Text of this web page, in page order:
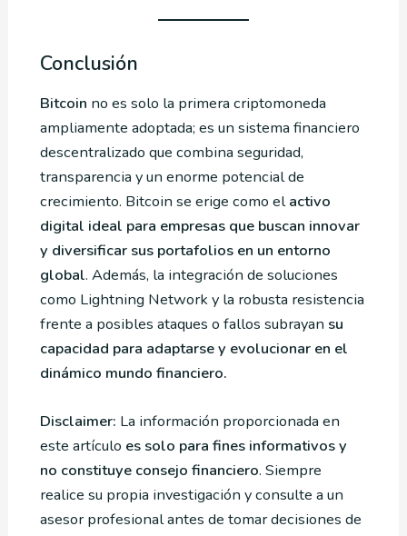
Conclusión
Bitcoin no es solo la primera criptomoneda
ampliamente adoptada; es un sistema financiero
descentralizado que combina seguridad,
transparencia y un enorme potencial de
crecimiento. Bitcoin se erige como elactivo
digital ideal para empresas que buscan innovar
y diversificar sus portafolios en un entorno
global. Además, la integración de soluciones
como Lightning Network y la robusta resistencia
frente a posibles ataques o fallos subrayan su
capacidad para adaptarse y evolucionar en el
dinámico mundo financiero.
Disclaimer: La información proporcionada en
este artículo es solo para fines informativos y
no constituye consejo financiero. Siempre
realice su propia investigación y consulte a un
asesor profesional antes de tomar decisiones de